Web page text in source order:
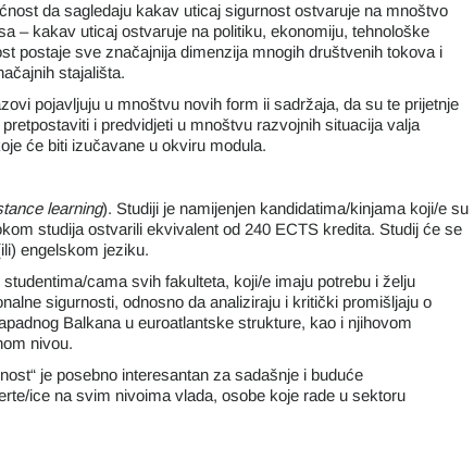
da sagledaju kakav uticaj sigurnost ostvaruje na mnoštvo
– kakav uticaj ostvaruje na politiku, ekonomiju, tehnološke
postaje sve značajnija dimenzija mnogih društvenih tokova i
stajališta.
pojavljuju u mnoštvu novih form ii sadržaja, da su te prijetnje
i predvidjeti u mnoštvu razvojnih situacija valja
će biti izučavane u okviru modula.
learning). Studiji je namijenjen kandidatima/kinjama koji/e su
studija ostvarili ekvivalent od 240 ECTS kredita. Studij će se
engelskom jeziku.
cama svih fakulteta, koji/e imaju potrebu i želju
sigurnosti, odnosno da analiziraju i kritički promišljaju o
Balkana u euroatlantske strukture, kao i njihovom
nivou.
je posebno interesantan za sadašnje i buduće
ice na svim nivoima vlada, osobe koje rade u sektoru